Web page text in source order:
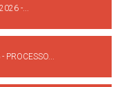
-...
PROCESSO...